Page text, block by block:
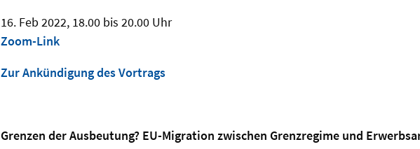
16. Feb 2022, 18.00 bis 20.00 Uhr
Zoom-Link
Zur Ankündigung des Vortrags
Grenzen der Ausbeutung? EU-Migration zwischen Grenzregime und